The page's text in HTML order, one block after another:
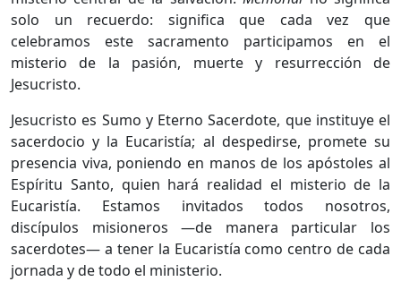
solo un recuerdo: significa que cada vez que
celebramos este sacramento participamos en el
misterio de la pasión, muerte y resurrección de
Jesucristo.
Jesucristo es Sumo y Eterno Sacerdote, que instituye el
sacerdocio y la Eucaristía; al despedirse, promete su
presencia viva, poniendo en manos de los apóstoles al
Espíritu Santo, quien hará realidad el misterio de la
Eucaristía. Estamos invitados todos nosotros,
discípulos misioneros —de manera particular los
sacerdotes— a tener la Eucaristía como centro de cada
jornada y de todo el ministerio.